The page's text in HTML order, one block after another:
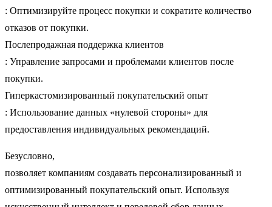
: Оптимизируйте процесс покупки и сократите количество
отказов от покупки.
Послепродажная поддержка клиентов
: Управление запросами и проблемами клиентов после
покупки.
Гиперкастомизированный покупательский опыт
: Использование данных «нулевой стороны» для
предоставления индивидуальных рекомендаций.
Безусловно,
позволяет компаниям создавать персонализированный и
оптимизированный покупательский опыт. Используя